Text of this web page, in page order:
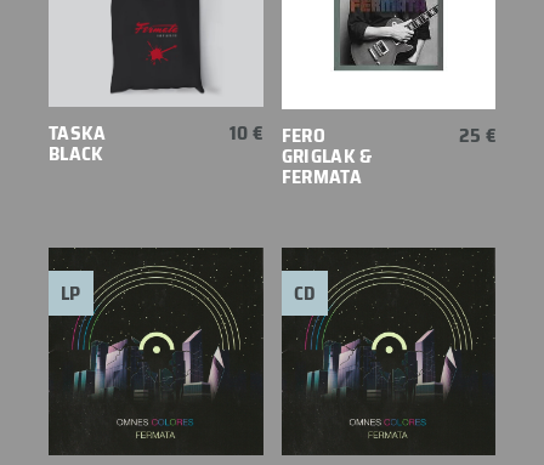
TASKA
BLACK
10 € FERO
GRIGLAK &
FERMATA
25 €
LP CD